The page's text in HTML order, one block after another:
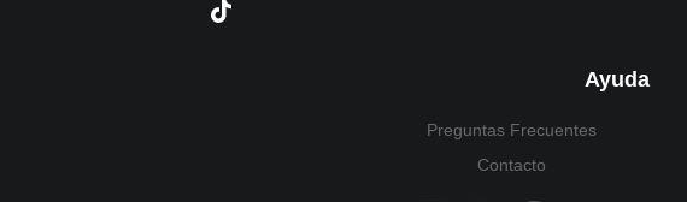
Ayuda
Preguntas Frecuentes
Contacto